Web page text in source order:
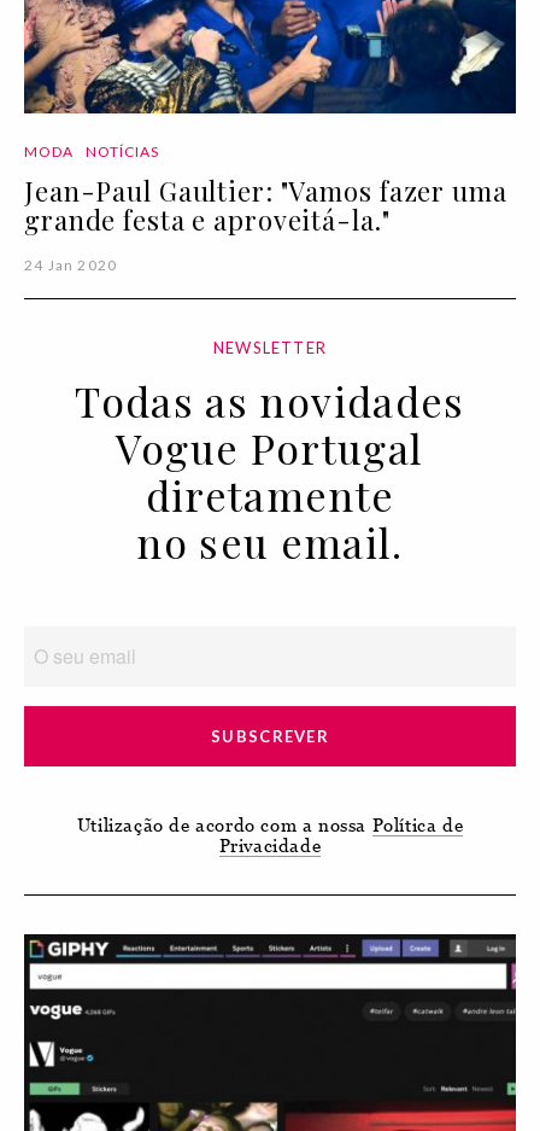
MODA NOTÍCIAS
Jean-Paul Gaultier: "Vamos fazer uma
grande festa e aproveitá-la."
24 Jan 2020
NEWSLETTER
Todas as novidades
Vogue Portugal
diretamente
no seu email.
SUBSCREVER
Utilização de acordo com a nossa Política de
Privacidade